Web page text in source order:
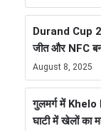
Durand Cup
जीत और NFC
August 8, 2025
गुलमर्ग में
घाटी में खेलों का